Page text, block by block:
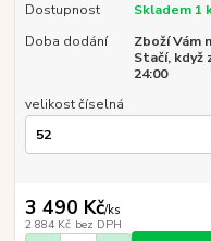
Dostupnost
Skladem 1
Doba dodání
Zboží Vám
Stačí,
24:00
velikost číselná
3 490 Kč/ks
2 884 Kč bez DPH